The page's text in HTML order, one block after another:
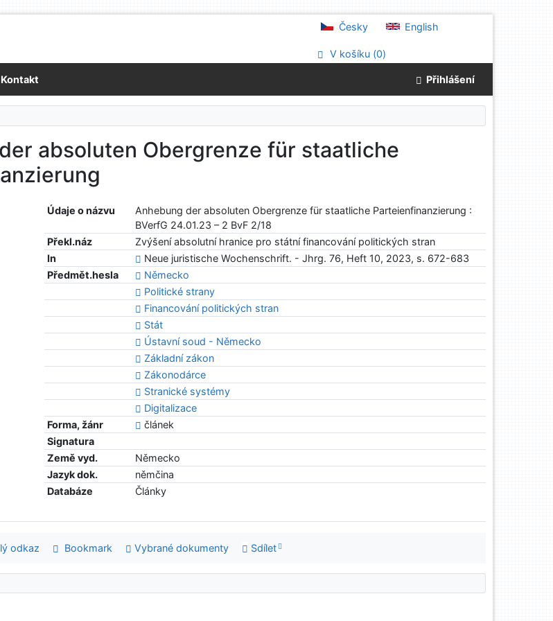
Česky English
V košíku (0)
Kontakt Přihlášení
absoluten Obergrenze für staatliche
Údaje o názvu
Anhebung der absoluten Obergrenze für staatliche Parteienfinanzierung :
BVerfG 24.01.23 – 2 BvF 2/18
Překl.náz
Zvýšení absolutní hranice pro státní financování politických stran
In
Neue juristische Wochenschrift. - Jhrg. 76, Heft 10, 2023, s. 672-683
Předmět.hesla
Německo
Politické strany
Financování politických stran
Stát
Ústavní soud - Německo
Základní zákon
Zákonodárce
Stranické systémy
Digitalizace
Forma, žánr
článek
Signatura
Země vyd.
Německo
Jazyk dok.
němčina
Databáze
Články
odkaz Bookmark Vybrané dokumenty Sdílet